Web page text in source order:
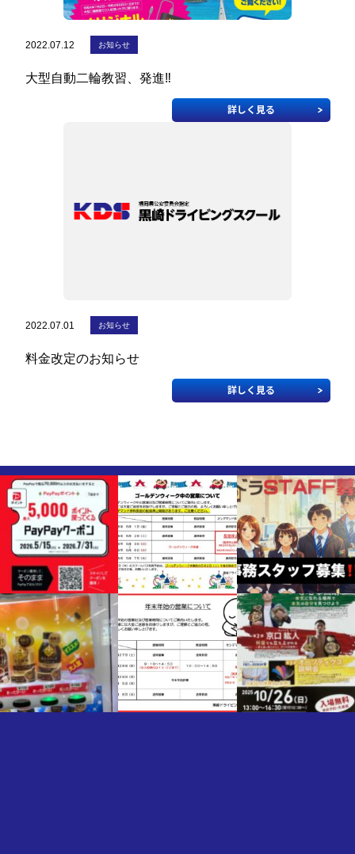
2022.07.12 お知らせ
大型自動二輪教習、発進‼
詳しく見る
2022.07.01 お知らせ
料金改定のお知らせ
詳しく見る